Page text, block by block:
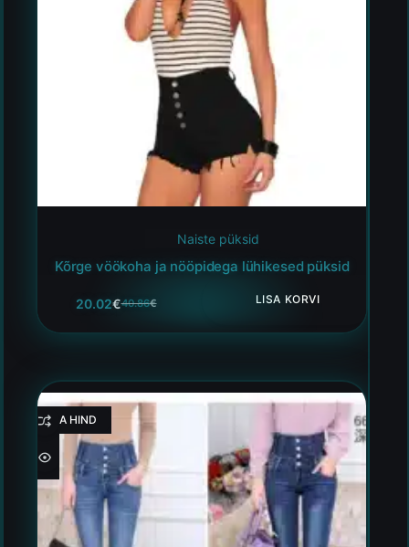
Naiste püksid
Kõrge vöökoha ja nööpidega lühikesed püksid
40.86€
20.02€ LISA KORVI
HEA HIND